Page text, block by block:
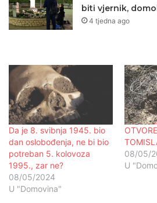
biti vjernik,
4 tjedna ago
Da je 8. svibnja 1945. bio
dan oslobođenja, ne bi bio
potreban 5. kolovoza
1995., zar ne?
08/05/2024
U "Domovina"
08/05/
U